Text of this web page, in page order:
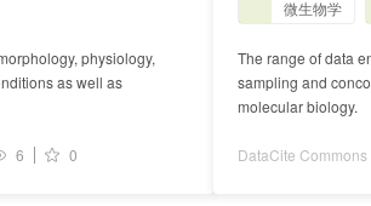
physiology,
as well as
6 0
微生物学
The range of data
sampling and
molecular biology.
DataCite Commons